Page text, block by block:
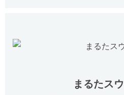
まるたス